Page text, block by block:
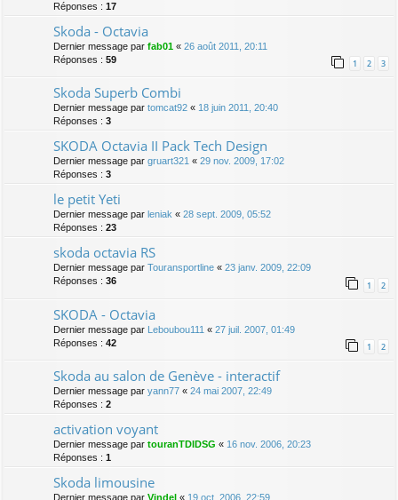
Réponses : 17
Skoda - Octavia
Dernier message par fab01 « 26 août 2011, 20:11
Réponses : 59 1 2 3
Skoda Superb Combi
Dernier message par tomcat92 « 18 juin 2011, 20:40
Réponses : 3
SKODA Octavia II Pack Tech Design
Dernier message par gruart321 « 29 nov. 2009, 17:02
Réponses : 3
le petit Yeti
Dernier message par leniak « 28 sept. 2009, 05:52
Réponses : 23
skoda octavia RS
Dernier message par Touransportline « 23 janv. 2009, 22:09
Réponses : 36 1 2
SKODA - Octavia
Dernier message par Leboubou111 « 27 juil. 2007, 01:49
Réponses : 42 1 2
Skoda au salon de Genève - interactif
Dernier message par yann77 « 24 mai 2007, 22:49
Réponses : 2
activation voyant
Dernier message par touranTDIDSG « 16 nov. 2006, 20:23
Réponses : 1
Skoda limousine
Dernier message par Vindel « 19 oct. 2006, 22:59